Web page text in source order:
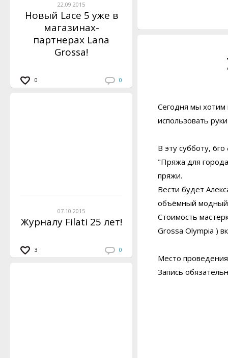
22.09.2015
Новый Lace 5 уже в
магазинах-
партнерах Lana
Grossa!
0 0
07.10.2015
Журналу Filati 25 лет!
3 0
Сегодня мы хотим
использовать
В эту субботу,
"Пряжа для
пряжи.
Вести будет
объёмный модный
Стоимость
Grossa Olympia )
Место
Запись